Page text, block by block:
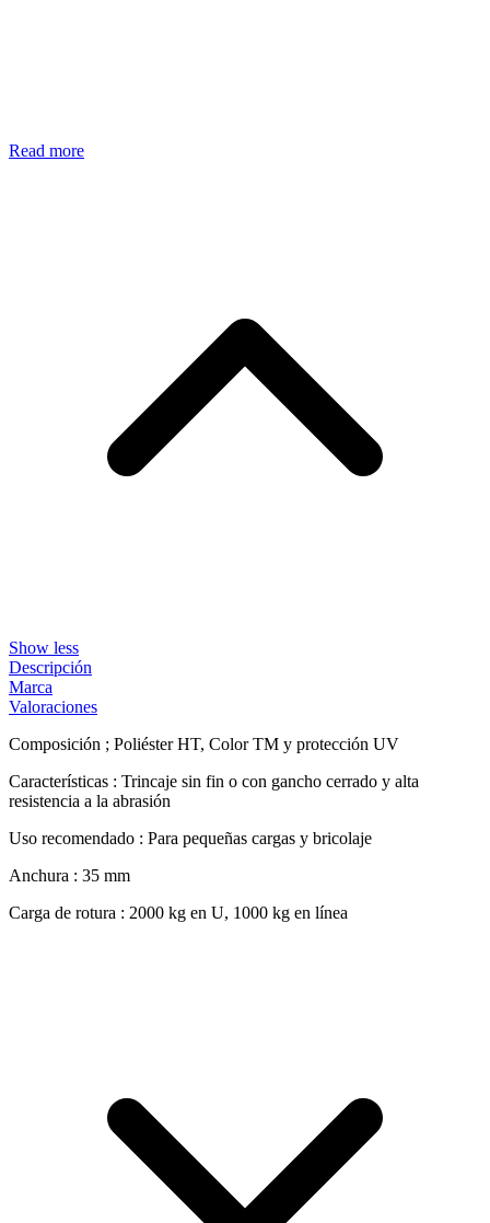
Read more
Show less
Descripción
Marca
Valoraciones
Composición ; Poliéster HT, Color TM y protección UV
Características : Trincaje sin fin o con gancho cerrado y alta
resistencia a la abrasión
Uso recomendado : Para pequeñas cargas y bricolaje
Anchura : 35 mm
Carga de rotura : 2000 kg en U, 1000 kg en línea